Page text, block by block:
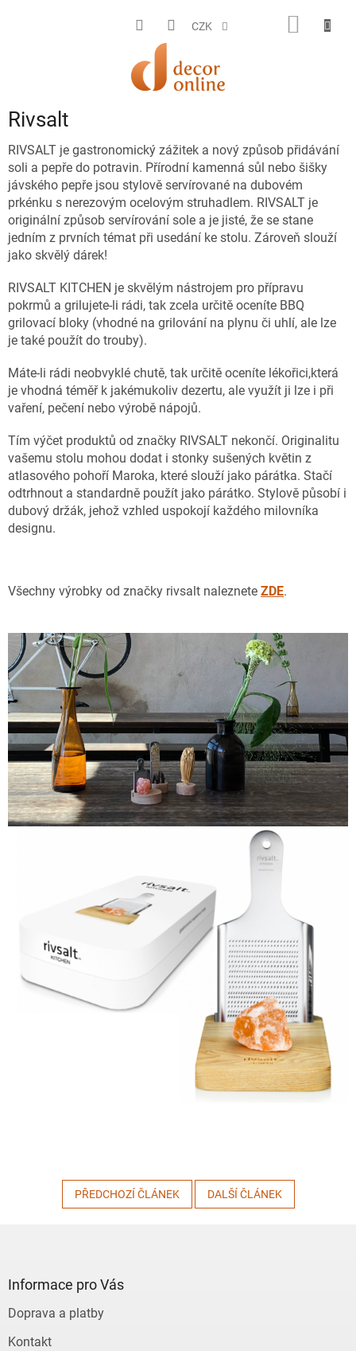
CZK
Rivsalt
RIVSALT je gastronomický zážitek a nový způsob přidávání
soli a pepře do potravin. Přírodní kamenná sůl nebo šišky
jávského pepře jsou stylově servírované na dubovém
prkénku s nerezovým ocelovým struhadlem. RIVSALT je
originální způsob servírování sole a je jisté, že se stane
jedním z prvních témat při usedání ke stolu. Zároveň slouží
jako skvělý dárek!
RIVSALT KITCHEN je skvělým nástrojem pro přípravu
pokrmů a grilujete-li rádi, tak zcela určitě oceníte BBQ
grilovací bloky (vhodné na grilování na plynu či uhlí, ale lze
je také použít do trouby).
Máte-li rádi neobvyklé chutě, tak určitě oceníte lékořici,která
je vhodná téměř k jakémukoliv dezertu, ale využít ji lze i při
vaření, pečení nebo výrobě nápojů.
Tím výčet produktů od značky RIVSALT nekončí. Originalitu
vašemu stolu mohou dodat i stonky sušených květin z
atlasového pohoří Maroka, které slouží jako párátka. Stačí
odtrhnout a standardně použít jako párátko. Stylově působí i
dubový držák, jehož vzhled uspokojí každého milovníka
designu.
Všechny výrobky od značky rivsalt naleznete ZDE.
PŘEDCHOZÍ ČLÁNEK DALŠÍ ČLÁNEK
Informace pro Vás
Doprava a platby
Kontakt